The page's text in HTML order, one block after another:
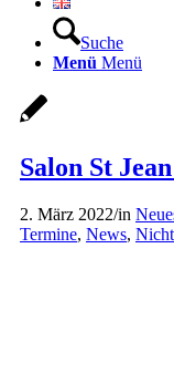
Suche
Menü Menü
Salon St
2. März 2022/in
Termine, News,